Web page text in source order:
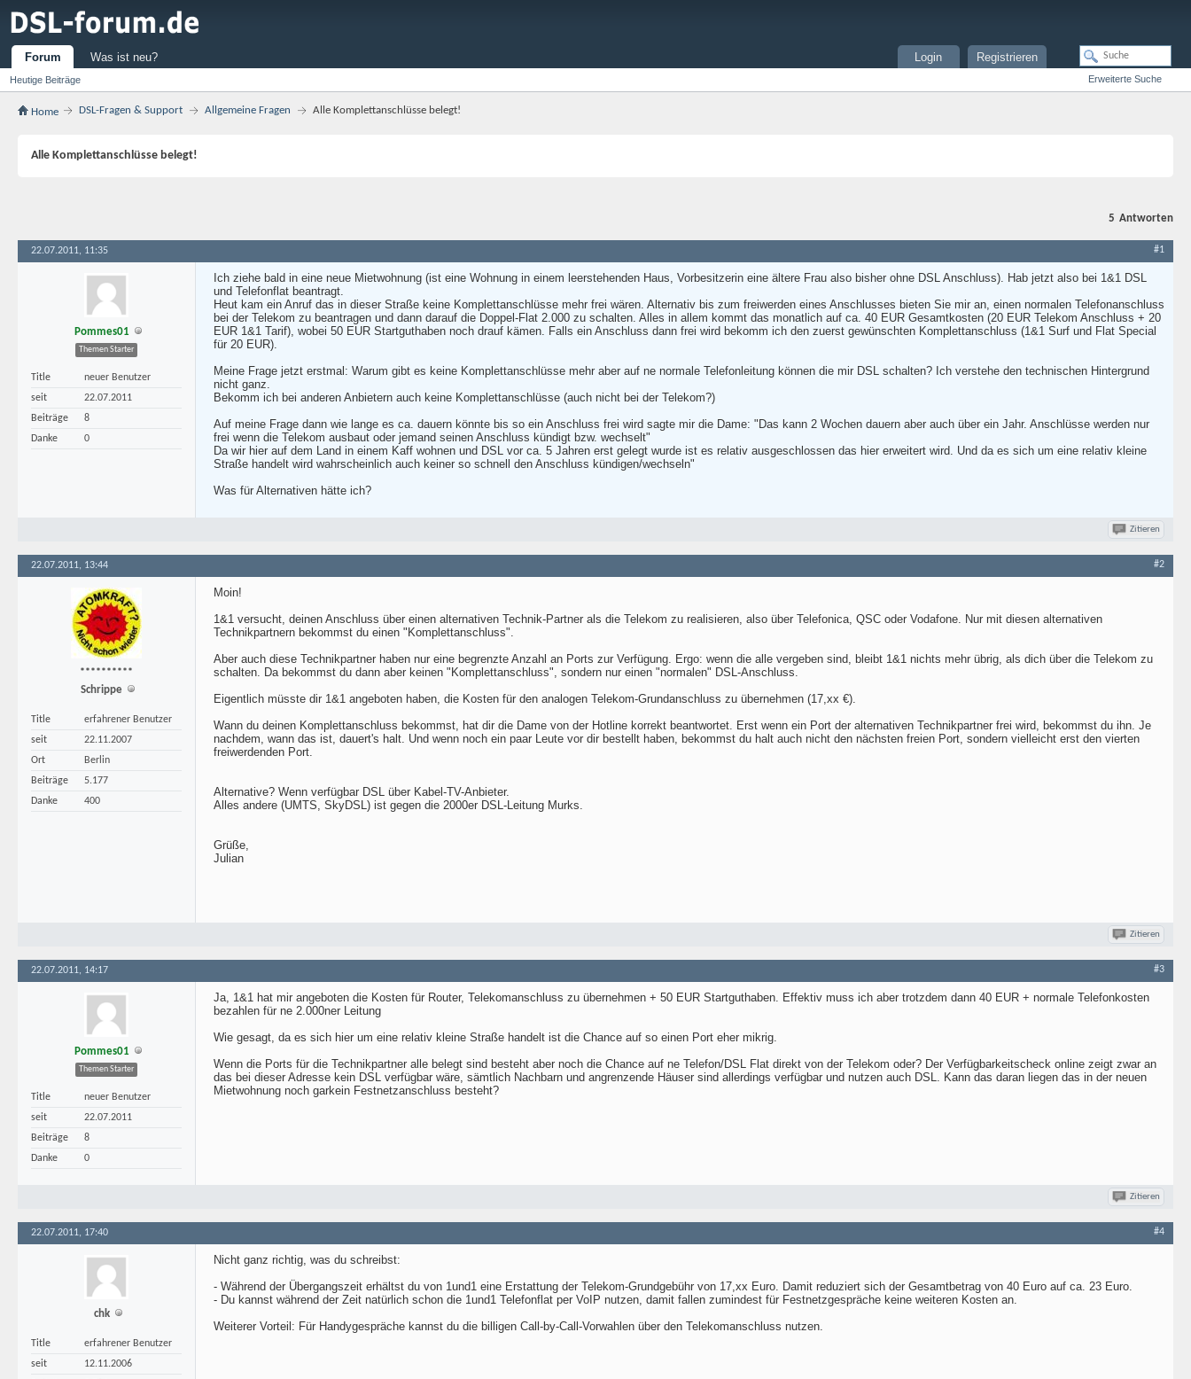
Forum
Heutige Beiträge
Was ist neu? Registrieren
Login
Erweiterte Suche
Home DSL-Fragen & Support Allgemeine Fragen Alle Komplettanschlüsse belegt!
Alle Komplettanschlüsse belegt!
5 Antworten
22.07.2011, 11:35 #1
Pommes01
Themen Starter
Title
neuer Benutzer
seit
22.07.2011
Beiträge
8
Danke
0
Ich ziehe bald in eine neue Mietwohnung (ist eine Wohnung in einem leerstehenden Haus, Vorbesitzerin eine ältere Frau also bisher ohne DSL Anschluss). Hab jetzt also bei 1&1 DSL
und Telefonflat beantragt.
Heut kam ein Anruf das in dieser Straße keine Komplettanschlüsse mehr frei wären. Alternativ bis zum freiwerden eines Anschlusses bieten Sie mir an, einen normalen Telefonanschluss
bei der Telekom zu beantragen und dann darauf die Doppel-Flat 2.000 zu schalten. Alles in allem kommt das monatlich auf ca. 40 EUR Gesamtkosten (20 EUR Telekom Anschluss + 20
EUR 1&1 Tarif), wobei 50 EUR Startguthaben noch drauf kämen. Falls ein Anschluss dann frei wird bekomm ich den zuerst gewünschten Komplettanschluss (1&1 Surf und Flat Special
für 20 EUR).
Meine Frage jetzt erstmal: Warum gibt es keine Komplettanschlüsse mehr aber auf ne normale Telefonleitung können die mir DSL schalten? Ich verstehe den technischen Hintergrund
nicht ganz.
Bekomm ich bei anderen Anbietern auch keine Komplettanschlüsse (auch nicht bei der Telekom?)
Auf meine Frage dann wie lange es ca. dauern könnte bis so ein Anschluss frei wird sagte mir die Dame: "Das kann 2 Wochen dauern aber auch über ein Jahr. Anschlüsse werden nur
frei wenn die Telekom ausbaut oder jemand seinen Anschluss kündigt bzw. wechselt"
Da wir hier auf dem Land in einem Kaff wohnen und DSL vor ca. 5 Jahren erst gelegt wurde ist es relativ ausgeschlossen das hier erweitert wird. Und da es sich um eine relativ kleine
Straße handelt wird wahrscheinlich auch keiner so schnell den Anschluss kündigen/wechseln"
Was für Alternativen hätte ich?
Zitieren
22.07.2011, 13:44 #2
**********
Schrippe
Title
erfahrener Benutzer
seit
22.11.2007
Ort
Berlin
Beiträge
5.177
Danke
400
Moin!
1&1 versucht, deinen Anschluss über einen alternativen Technik-Partner als die Telekom zu realisieren, also über Telefonica, QSC oder Vodafone. Nur mit diesen alternativen
Technikpartnern bekommst du einen "Komplettanschluss".
Aber auch diese Technikpartner haben nur eine begrenzte Anzahl an Ports zur Verfügung. Ergo: wenn die alle vergeben sind, bleibt 1&1 nichts mehr übrig, als dich über die Telekom zu
schalten. Da bekommst du dann aber keinen "Komplettanschluss", sondern nur einen "normalen" DSL-Anschluss.
Eigentlich müsste dir 1&1 angeboten haben, die Kosten für den analogen Telekom-Grundanschluss zu übernehmen (17,xx €).
Wann du deinen Komplettanschluss bekommst, hat dir die Dame von der Hotline korrekt beantwortet. Erst wenn ein Port der alternativen Technikpartner frei wird, bekommst du ihn. Je
nachdem, wann das ist, dauert's halt. Und wenn noch ein paar Leute vor dir bestellt haben, bekommst du halt auch nicht den nächsten freien Port, sondern vielleicht erst den vierten
freiwerdenden Port.
Alternative? Wenn verfügbar DSL über Kabel-TV-Anbieter.
Alles andere (UMTS, SkyDSL) ist gegen die 2000er DSL-Leitung Murks.
Grüße,
Julian
Zitieren
22.07.2011, 14:17 #3
Pommes01
Themen Starter
Title
neuer Benutzer
seit
22.07.2011
Beiträge
8
Danke
0
Ja, 1&1 hat mir angeboten die Kosten für Router, Telekomanschluss zu übernehmen + 50 EUR Startguthaben. Effektiv muss ich aber trotzdem dann 40 EUR + normale Telefonkosten
bezahlen für ne 2.000ner Leitung
Wie gesagt, da es sich hier um eine relativ kleine Straße handelt ist die Chance auf so einen Port eher mikrig.
Wenn die Ports für die Technikpartner alle belegt sind besteht aber noch die Chance auf ne Telefon/DSL Flat direkt von der Telekom oder? Der Verfügbarkeitscheck online zeigt zwar an
das bei dieser Adresse kein DSL verfügbar wäre, sämtlich Nachbarn und angrenzende Häuser sind allerdings verfügbar und nutzen auch DSL. Kann das daran liegen das in der neuen
Mietwohnung noch garkein Festnetzanschluss besteht?
Zitieren
22.07.2011, 17:40 #4
chk
Title
erfahrener Benutzer
seit
12.11.2006
Nicht ganz richtig, was du schreibst:
- Während der Übergangszeit erhältst du von 1und1 eine Erstattung der Telekom-Grundgebühr von 17,xx Euro. Damit reduziert sich der Gesamtbetrag von 40 Euro auf ca. 23 Euro.
- Du kannst während der Zeit natürlich schon die 1und1 Telefonflat per VoIP nutzen, damit fallen zumindest für Festnetzgespräche keine weiteren Kosten an.
Weiterer Vorteil: Für Handygespräche kannst du die billigen Call-by-Call-Vorwahlen über den Telekomanschluss nutzen.